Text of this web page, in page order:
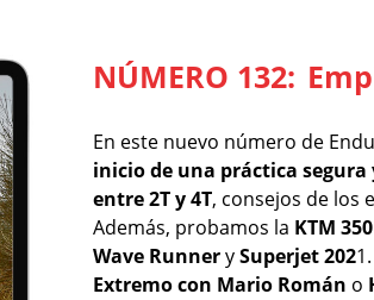
NÚMERO 132:
En este nuevo número de
inicio de una práctica segura
entre 2T y 4T, consejos de los
Además, probamos la KTM
Wave RunnerySuperjet 202
Extremo con Mario Román o